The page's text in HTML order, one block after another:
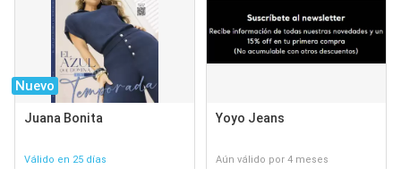
Nuevo
Juana Bonita
Válido en 25 días
Yoyo Jeans
Aún válido por 4 meses